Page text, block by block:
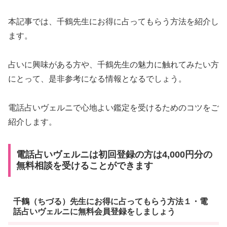
本記事では、千鶴先生にお得に占ってもらう方法を紹介し
ます。
占いに興味がある方や、千鶴先生の魅力に触れてみたい方
にとって、是非参考になる情報となるでしょう。
電話占いヴェルニで心地よい鑑定を受けるためのコツをご
紹介します。
電話占いヴェルニは初回登録の方は4,000円分の
無料相談を受けることができます
千鶴（ちづる）先生にお得に占ってもらう方法１・電
話占いヴェルニに無料会員登録をしましょう